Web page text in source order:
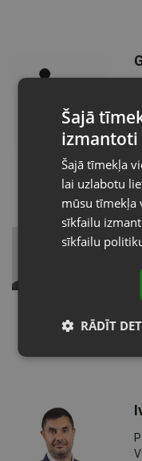
Vārti,
Šajā
Šajā tīmekļa
lai uzlabotu
mūsu tīmekļa
sīkfailu
sīkfailu
RĀDĪT